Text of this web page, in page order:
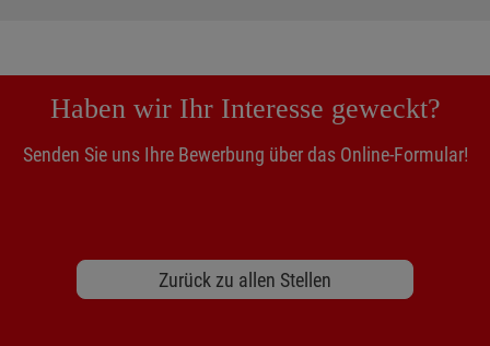
Haben wir Ihr Interesse geweckt?
Senden Sie uns Ihre Bewerbung über das Online-Formular!
Zurück zu allen Stellen